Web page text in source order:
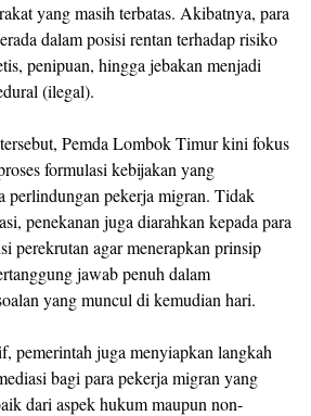
yang masih terbatas. Akibatnya, para
dalam posisi rentan terhadap risiko
penipuan, hingga jebakan menjadi
(ilegal).
Pemda Lombok Timur kini fokus
formulasi kebijakan yang
perlindungan pekerja migran. Tidak
penekanan juga diarahkan kepada para
perekrutan agar menerapkan prinsip
jawab penuh dalam
yang muncul di kemudian hari.
pemerintah juga menyiapkan langkah
bagi para pekerja migran yang
dari aspek hukum maupun non-